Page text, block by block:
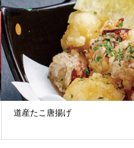
道産たこ唐揚げ